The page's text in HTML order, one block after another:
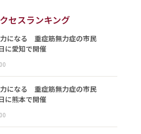
セスランキング
になる 重症筋無力症の市民
に愛知で開催
になる 重症筋無力症の市民
に熊本で開催